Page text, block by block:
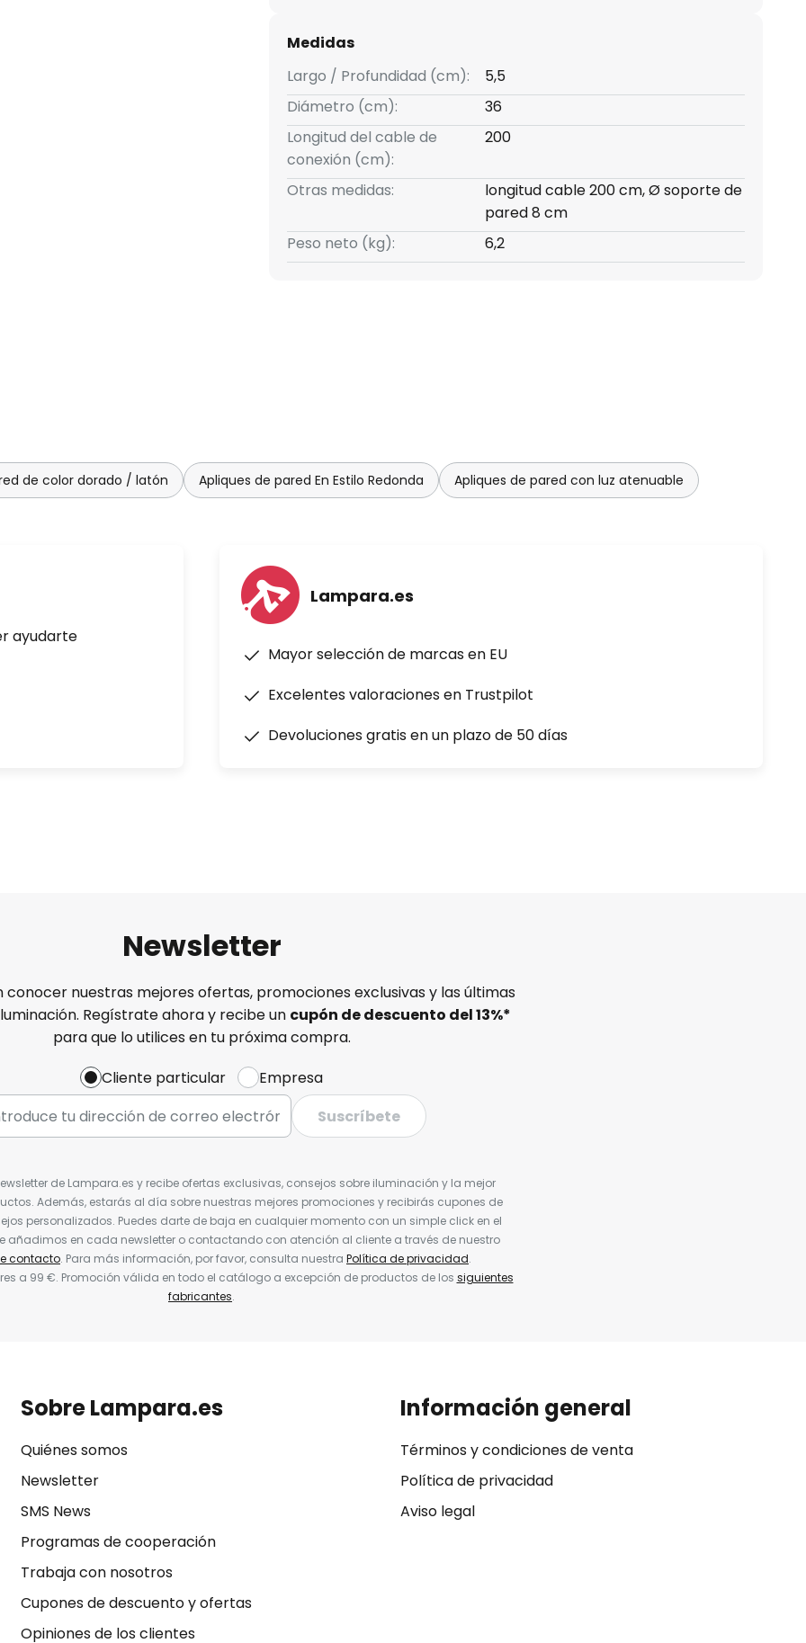
diseñó Glint para el
escandinavo: purista y que
Medidas
Largo / Profundidad (cm):
5,5
Diámetro (cm):
36
Longitud del cable de
conexión (cm):
200
Otras medidas:
longitud cable 200 cm, Ø soporte de
pared 8 cm
Peso neto (kg):
6,2
de color dorado / latón Apliques de pared En Estilo Redonda Apliques de pared con luz atenuable
ayudarte
Lampara.es
Mayor selección de marcas en EU
Excelentes valoraciones en Trustpilot
Devoluciones gratis en un plazo de 50 días
Newsletter
conocer nuestras mejores ofertas, promociones exclusivas y las últimas
Regístrate ahora y recibe un cupón de descuento del13%*
para que lo utilices en tu próxima compra.
Cliente particular
Empresa
Suscríbete
de Lampara.es y recibe ofertas exclusivas, consejos sobre iluminación y la mejor
Además, estarás al día sobre nuestras mejores promociones y recibirás cupones de
personalizados. Puedes darte de baja en cualquier momento con un simple click en el
añadimos en cada newsletter o contactando con atención al cliente a través de nuestro
contacto. Para más información, por favor, consulta nuestra Política de privacidad.
a 99 €. Promoción válida en todo el catálogo a excepción de productos de los siguientes
fabricantes.
Sobre Lampara.es
Quiénes somos
Newsletter
SMS News
Programas de cooperación
Trabaja con nosotros
Cupones de descuento y ofertas
Opiniones de los clientes
Información general
Términos y condiciones de venta
Política de privacidad
Aviso legal